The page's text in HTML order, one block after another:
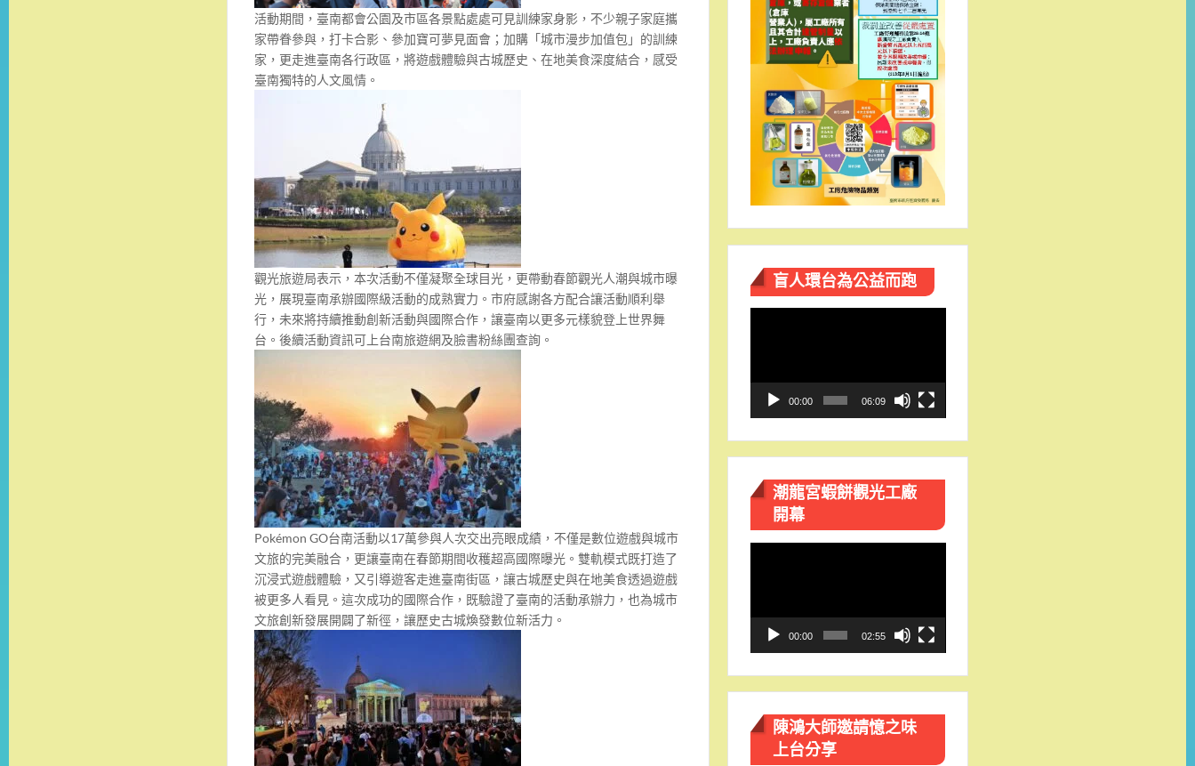
活動期間，臺南都會公園及市區各景點處處可見訓練家身影，不少親子家庭攜
家帶眷參與，打卡合影、參加寶可夢見面會；加購「城市漫步加值包」的訓練
家，更走進臺南各行政區，將遊戲體驗與古城歷史、在地美食深度結合，感受
臺南獨特的人文風情。
觀光旅遊局表示，本次活動不僅凝聚全球目光，更帶動春節觀光人潮與城市曝
光，展現臺南承辦國際級活動的成熟實力。市府感謝各方配合讓活動順利舉
行，未來將持續推動創新活動與國際合作，讓臺南以更多元樣貌登上世界舞
台。後續活動資訊可上台南旅遊網及臉書粉絲團查詢。
Pokémon GO台南活動以17萬參與人次交出亮眼成績，不僅是數位遊戲與城市
文旅的完美融合，更讓臺南在春節期間收穫超高國際曝光。雙軌模式既打造了
沉浸式遊戲體驗，又引導遊客走進臺南街區，讓古城歷史與在地美食透過遊戲
被更多人看見。這次成功的國際合作，既驗證了臺南的活動承辦力，也為城市
文旅創新發展開闢了新徑，讓歷史古城煥發數位新活力。
盲人環台​為公益而跑
放
00:00 06:09
潮龍宮蝦餅觀光工廠
開幕
00:00 02:55
陳鴻大師邀請憶之味
上台分享